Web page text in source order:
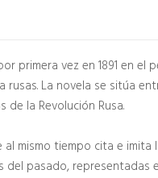
primera vez en 1891 en
La novela se sitúa
la Revolución Rusa.
mismo tiempo cita e
pasado, representadas